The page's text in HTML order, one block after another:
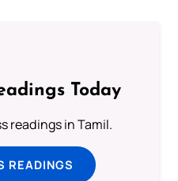
Today
readings in Tamil.
READINGS